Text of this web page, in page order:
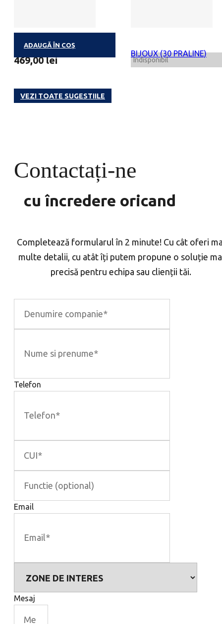
ADAUGĂ ÎN COȘ
469,00lei
BIJOUX (30 PRALINE)
Indisponibil
VEZI TOATE SUGESTIILE
Contactați-ne
cu încredere oricand
Completează formularul în 2 minute! Cu cât oferi
multe detalii, cu atât îți putem propune o soluție
precisă pentru echipa sau clienții tăi.
Telefon
Email
Mesaj